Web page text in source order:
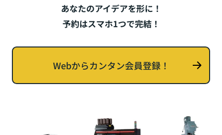
あなたのアイデアを形に！
予約はスマホ1つで完結！
Webからカンタン会員登録！